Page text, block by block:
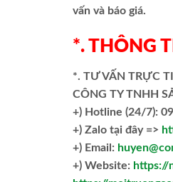
vấn và báo giá.
*. THÔNG
*. TƯ VẤN TRỰC
CÔNG TY TNHH
+) Hotline (24/7):
+) Zalo tại đây =>
+) Email:
+) Website: https://